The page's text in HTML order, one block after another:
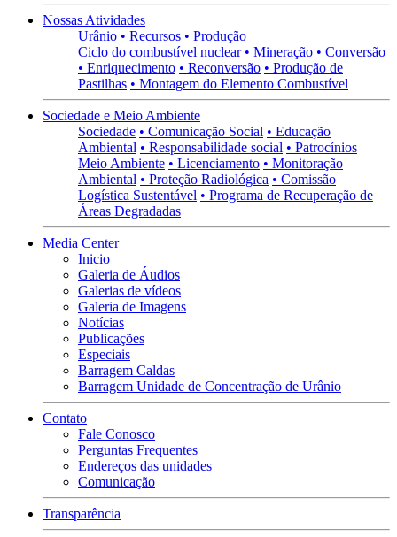
Nossas Atividades
Urânio • Recursos • Produção
Ciclo do combustível nuclear • Mineração • Conversão
• Enriquecimento • Reconversão • Produção de
Pastilhas • Montagem do Elemento Combustível
Sociedade e Meio Ambiente
Sociedade • Comunicação Social • Educação
Ambiental • Responsabilidade social • Patrocínios
Meio Ambiente • Licenciamento • Monitoração
Ambiental • Proteção Radiológica • Comissão
Logística Sustentável • Programa de Recuperação de
Áreas Degradadas
Media Center
Inicio
Galeria de Áudios
Galerias de vídeos
Galeria de Imagens
Notícias
Publicações
Especiais
Barragem Caldas
Barragem Unidade de Concentração de Urânio
Contato
Fale Conosco
Perguntas Frequentes
Endereços das unidades
Comunicação
Transparência